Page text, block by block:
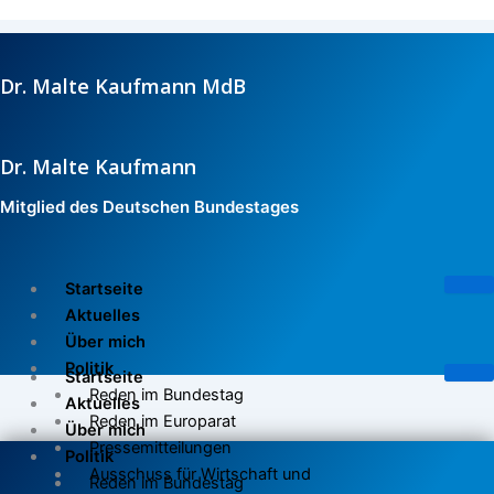
Inhalt
Dr. Malte Kaufmann MdB
Dr. Malte Kaufmann
Mitglied des Deutschen Bundestages
Startseite
Aktuelles
Über mich
Politik
Reden im Bundestag
Reden im Europarat
Pressemitteilungen
Ausschuss für Wirtschaft und
Startseite
Aktuelles
Über mich
Politik
Reden im Bundestag